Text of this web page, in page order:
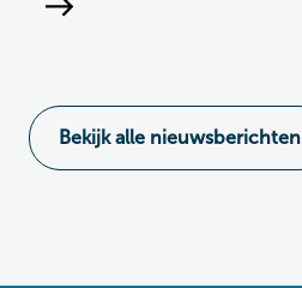
Bekijk alle nieuwsberichten